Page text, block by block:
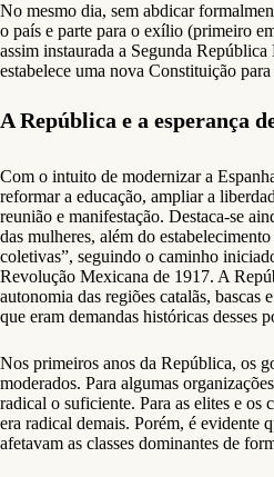
No mesmo dia, sem abdicar
o país e parte para o exílio (primeiro
assim instaurada a Segunda
estabelece uma nova Constituição para
A República e a esperança
Com o intuito de modernizar a
reformar a educação, ampliar a
reunião e manifestação. Destaca-se
das mulheres, além do
coletivas”, seguindo o caminho
Revolução Mexicana de 1917. A
autonomia das regiões catalãs, bascas
que eram demandas históricas desses
Nos primeiros anos da República, os
moderados. Para algumas
radical o suficiente. Para as elites e os
era radical demais. Porém, é evidente
afetavam as classes dominantes de